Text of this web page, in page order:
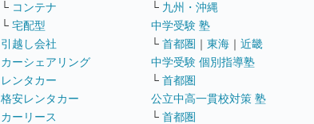
└ コンテナ
└ 宅配型
引越し会社
カーシェアリング
レンタカー
格安レンタカー
カーリース
└ 九州・沖縄
中学受験 塾
└ 首都圏 ｜ 東海 ｜ 近畿
中学受験 個別指導塾
└ 首都圏
公立中高一貫校対策 塾
└ 首都圏